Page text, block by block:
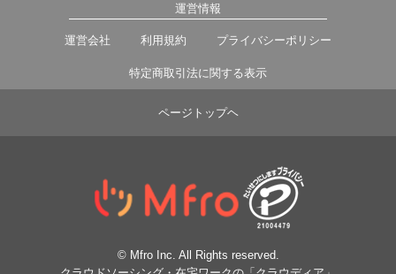
運営情報
運営会社 利用規約 プライバシーポリシー
特定商取引法に関する表示
ページトップヘ
© Mfro Inc. All Rights reserved.